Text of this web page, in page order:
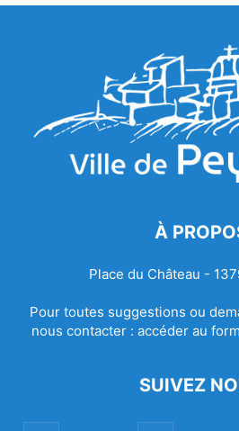
À
Place du Château -
Pour toutes suggestions ou
nous contacter : accéder au
SUIVEZ